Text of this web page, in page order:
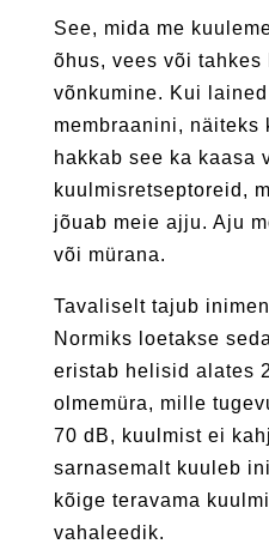
See, mida me
õhus, vees või tahkes
võnkumine. Kui
membraanini, näiteks
hakkab see ka kaasa
kuulmisretseptoreid,
jõuab meie ajju. Aju
või mürana.
Tavaliselt tajub
Normiks loetakse
eristab helisid alates
olmemüra, mille
70 dB, kuulmist ei
sarnasemalt kuuleb
kõige teravama
vahaleedik.